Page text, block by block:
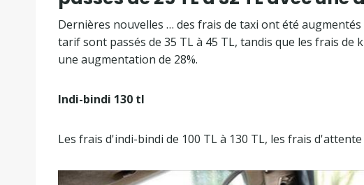
Dernières nouvelles … des frais de taxi ont été
tarif sont passés de 35 TL à 45 TL, tandis que les frais de
une augmentation de 28%.
Indi-bindi 130 tl
Les frais d'indi-bindi de 100 TL à 130 TL, les frais